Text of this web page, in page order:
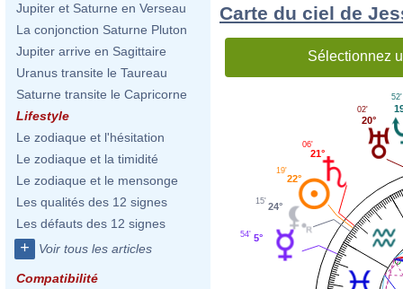
Jupiter et Saturne en Verseau
La conjonction Saturne Pluton
Jupiter arrive en Sagittaire
Uranus transite le Taureau
Saturne transite le Capricorne
Lifestyle
Le zodiaque et l'hésitation
Le zodiaque et la timidité
Le zodiaque et le mensonge
Les qualités des 12 signes
Les défauts des 12 signes
+ Voir tous les articles
Compatibilité
Carte du ciel de
Sélectionnez
52'
20°
02'
21°
06'
22°
19'
24°
15'
5°
54'